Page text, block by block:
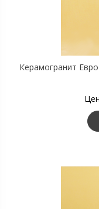
Керамогранит